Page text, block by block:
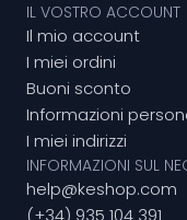
IL VOSTRO ACCOUNT
Il mio account
I miei ordini
Buoni sconto
Informazioni
I miei indirizzi
INFORMAZIONI SUL
help@keshop.com
(+34) 935 104 391